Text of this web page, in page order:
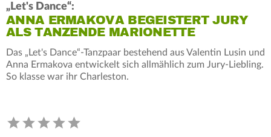
„Let's Dance“:
ANNA ERMAKOVA BEGEISTERT JURY
ALS TANZENDE MARIONETTE
Das „Let's Dance“-Tanzpaar bestehend aus Valentin Lusin und
Anna Ermakova entwickelt sich allmählich zum Jury-Liebling.
So klasse war ihr Charleston.